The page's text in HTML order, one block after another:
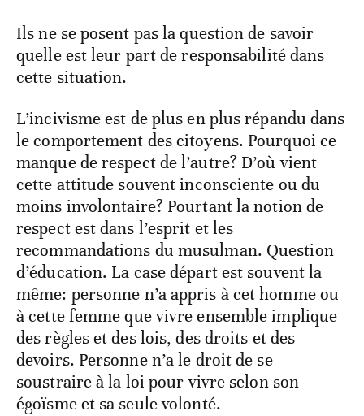
Ils ne se posent pas la question de savoir
quelle est leur part de responsabilité dans
cette situation.
L’incivisme est de plus en plus répandu dans
le comportement des citoyens. Pourquoi ce
manque de respect de l’autre? D’où vient
cette attitude souvent inconsciente ou du
moins involontaire? Pourtant la notion de
respect est dans l’esprit et les
recommandations du musulman. Question
d’éducation. La case départ est souvent la
même: personne n’a appris à cet homme ou
à cette femme que vivre ensemble implique
des règles et des lois, des droits et des
devoirs. Personne n’a le droit de se
soustraire à la loi pour vivre selon son
égoïsme et sa seule volonté.